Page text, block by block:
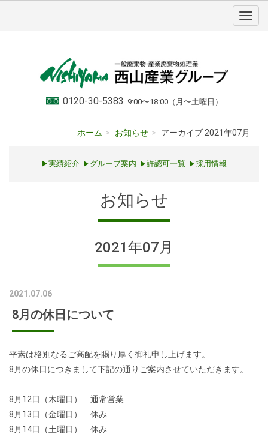
0120-30-5383 9:00〜18:00（月〜土曜日）
ホーム お知らせ アーカイブ 2021年07月
▶実績紹介 ▶ グループ案内 ▶許認可一覧 ▶採用情報
お知らせ
2021年07月
2021.07.06
8月の休日について
平素は格別なるご高配を賜り厚く御礼申し上げます。
8月の休日につきまして下記の通りご案内させていただきます。
8月12日（木曜日） 通常営業
8月13日（金曜日） 休み
8月14日（土曜日） 休み